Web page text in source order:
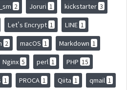
2 Joruri 1 kickstarter 3
Let's Encrypt 1 LINE 1
2 macOS 1 Markdown 1
Nginx 5 perl 1 PHP 15
1 PROCA 1 Qiita 1 qmail 1